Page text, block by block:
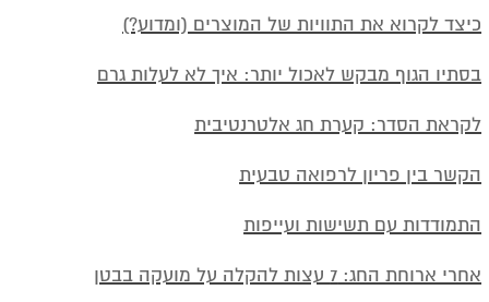
כיצד לקרוא את התוויות של המוצרים (ומדוע?)
בסתיו הגוף מבקש לאכול יותר: איך לא לעלות גרם
לקראת הסדר: קערת חג אלטרנטיבית
הקשר בין פריון לרפואה טבעית
התמודדות עם תשישות ועייפות
אחרי ארוחת החג: 7 עצות להקלה על מועקה בבטן